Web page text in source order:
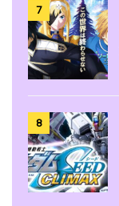
7
8